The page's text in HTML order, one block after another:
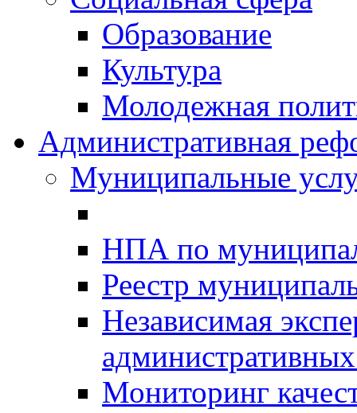
Образование
Культура
Молодежная
Административная
Муниципальные
НПА по
Реестр
Независимая
Мониторинг